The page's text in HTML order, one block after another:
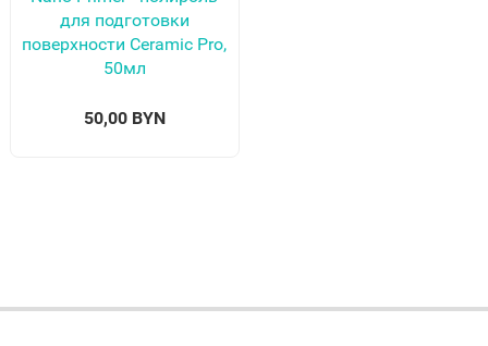
для подготовки
поверхности Ceramic Pro,
50мл
50,00 BYN